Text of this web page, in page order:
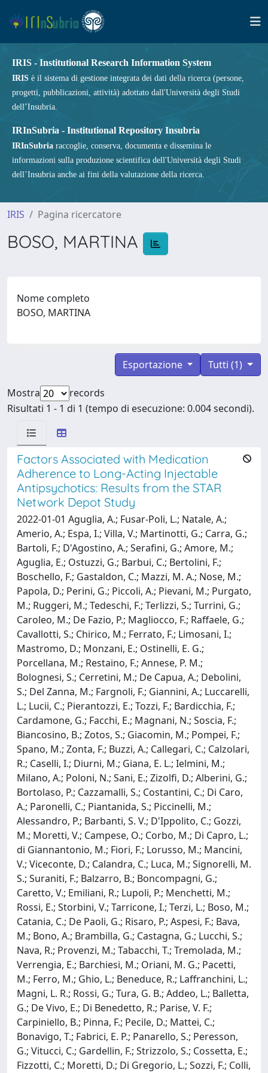
IRIS - Institutional Research Information System
IRIS è il sistema di gestione integrata dei dati della ricerca (persone,
progetti, pubblicazioni, attività) adottato dall'Università degli Studi
dell’Insubria.
IRInSubria - Institutional Repository Insubria
IRInSubria raccoglie, conserva, documenta e dissemina le
informazioni sulla produzione scientifica dell'Università degli Studi
dell’Insubria anche ai fini della valutazione della ricerca.
IRIS Pagina ricercatore
BOSO, MARTINA
Nome completo
BOSO, MARTINA
Tutti (1)
Esportazione
Mostra
records
Risultati 1 - 1 di 1 (tempo di esecuzione: 0.004 secondi).
Factors Associated with Medication
Adherence to Long-Acting Injectable
Antipsychotics: Results from the STAR
Network Depot Study
2022-01-01 Aguglia, A.; Fusar-Poli, L.; Natale, A.;
Amerio, A.; Espa, I.; Villa, V.; Martinotti, G.; Carra, G.;
Bartoli, F.; D'Agostino, A.; Serafini, G.; Amore, M.;
Aguglia, E.; Ostuzzi, G.; Barbui, C.; Bertolini, F.;
Boschello, F.; Gastaldon, C.; Mazzi, M. A.; Nose, M.;
Papola, D.; Perini, G.; Piccoli, A.; Pievani, M.; Purgato,
M.; Ruggeri, M.; Tedeschi, F.; Terlizzi, S.; Turrini, G.;
Caroleo, M.; De Fazio, P.; Magliocco, F.; Raffaele, G.;
Cavallotti, S.; Chirico, M.; Ferrato, F.; Limosani, I.;
Mastromo, D.; Monzani, E.; Ostinelli, E. G.;
Porcellana, M.; Restaino, F.; Annese, P. M.;
Bolognesi, S.; Cerretini, M.; De Capua, A.; Debolini,
S.; Del Zanna, M.; Fargnoli, F.; Giannini, A.; Luccarelli,
L.; Lucii, C.; Pierantozzi, E.; Tozzi, F.; Bardicchia, F.;
Cardamone, G.; Facchi, E.; Magnani, N.; Soscia, F.;
Biancosino, B.; Zotos, S.; Giacomin, M.; Pompei, F.;
Spano, M.; Zonta, F.; Buzzi, A.; Callegari, C.; Calzolari,
R.; Caselli, I.; Diurni, M.; Giana, E. L.; Ielmini, M.;
Milano, A.; Poloni, N.; Sani, E.; Zizolfi, D.; Alberini, G.;
Bortolaso, P.; Cazzamalli, S.; Costantini, C.; Di Caro,
A.; Paronelli, C.; Piantanida, S.; Piccinelli, M.;
Alessandro, P.; Barbanti, S. V.; D'Ippolito, C.; Gozzi,
M.; Moretti, V.; Campese, O.; Corbo, M.; Di Capro, L.;
di Giannantonio, M.; Fiori, F.; Lorusso, M.; Mancini,
V.; Viceconte, D.; Calandra, C.; Luca, M.; Signorelli, M.
S.; Suraniti, F.; Balzarro, B.; Boncompagni, G.;
Caretto, V.; Emiliani, R.; Lupoli, P.; Menchetti, M.;
Rossi, E.; Storbini, V.; Tarricone, I.; Terzi, L.; Boso, M.;
Catania, C.; De Paoli, G.; Risaro, P.; Aspesi, F.; Bava,
M.; Bono, A.; Brambilla, G.; Castagna, G.; Lucchi, S.;
Nava, R.; Provenzi, M.; Tabacchi, T.; Tremolada, M.;
Verrengia, E.; Barchiesi, M.; Oriani, M. G.; Pacetti,
M.; Ferro, M.; Ghio, L.; Beneduce, R.; Laffranchini, L.;
Magni, L. R.; Rossi, G.; Tura, G. B.; Addeo, L.; Balletta,
G.; De Vivo, E.; Di Benedetto, R.; Parise, V. F.;
Carpiniello, B.; Pinna, F.; Pecile, D.; Mattei, C.;
Bonavigo, T.; Fabrici, E. P.; Panarello, S.; Peresson,
G.; Vitucci, C.; Gardellin, F.; Strizzolo, S.; Cossetta, E.;
Fizzotti, C.; Moretti, D.; Di Gregorio, L.; Sozzi, F.; Colli,